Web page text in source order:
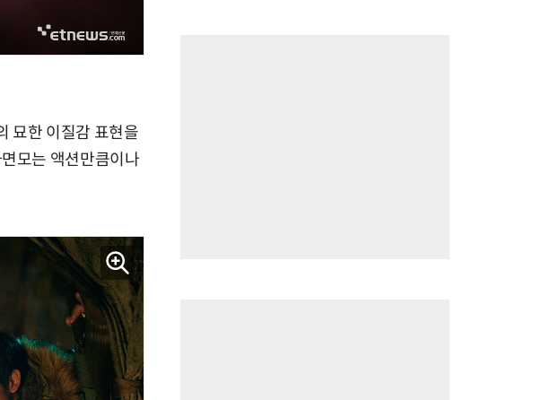
묘한 이질감 표현을
모는 액션만큼이나